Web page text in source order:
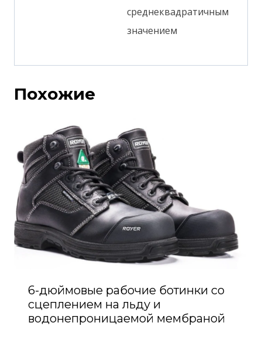
среднеквадратичным
значением
Похожие
6-дюймовые рабочие ботинки со
сцеплением на льду и
водонепроницаемой мембраной